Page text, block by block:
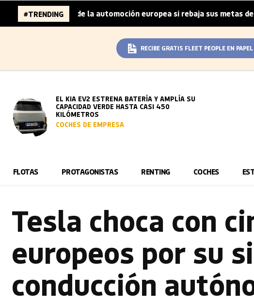
#TRENDING
de la automoción europea si rebaja sus metas de CO₂ | La
RECIBE GRATIS FLEET PEOPLE EN PAPEL
EL KIA EV2 ESTRENA BATERÍA Y AMPLÍA SU
CAPACIDAD VERDE HASTA CASI 450
KILÓMETROS
COCHES DE EMPRESA
FLOTAS PROTAGONISTAS RENTING COCHES
Tesla choca con
europeos por su
conducción